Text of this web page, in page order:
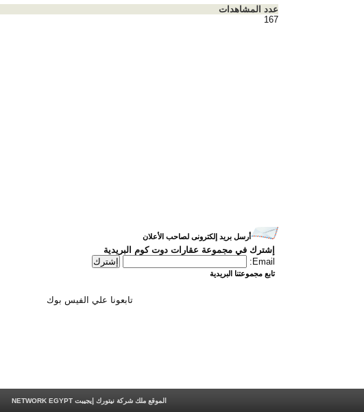
عدد المشاهدات
167
أرسل بريد إلكترونى لصاحب الأعلان
إشترك في مجموعة عقارات دوت كوم البريدية
Email:
تابع مجموعتنا البريدية
تابعونا علي الفيس بوك
الموقع ملك شركة نيتورك إيجيبت NETWORK EGYPT